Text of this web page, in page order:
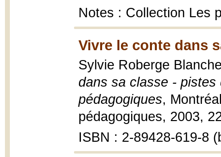
Notes : Collection Les
Vivre le conte dans
Sylvie Roberge
dans sa classe -
pédagogiques,
pédagogiques, 2003,
ISBN : 2-89428-619-8